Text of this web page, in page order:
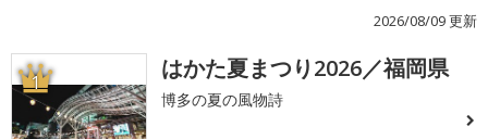
2026/08/09 更新
1 はかた夏まつり2026／福岡県
博多の夏の風物詩